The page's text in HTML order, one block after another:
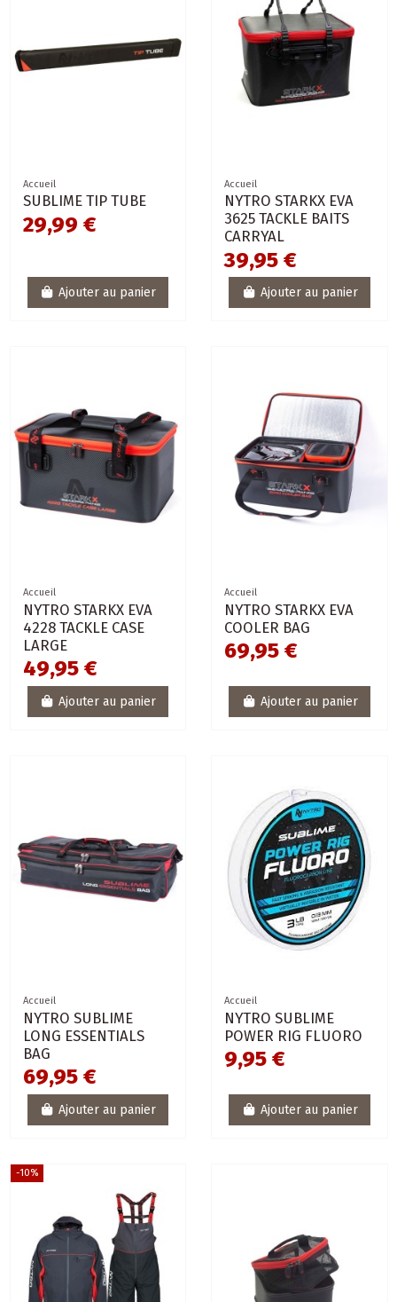
Accueil
SUBLIME TIP TUBE
29,99 €
Ajouter au panier
Accueil
NYTRO STARKX EVA
3625 TACKLE BAITS
CARRYAL
39,95 €
Ajouter au panier
Accueil
NYTRO STARKX EVA
4228 TACKLE CASE
LARGE
49,95 €
Ajouter au panier
Accueil
NYTRO STARKX EVA
COOLER BAG
69,95 €
Ajouter au panier
Accueil
NYTRO SUBLIME
LONG ESSENTIALS
BAG
69,95 €
Ajouter au panier
Accueil
NYTRO SUBLIME
POWER RIG FLUORO
9,95 €
Ajouter au panier
-10%